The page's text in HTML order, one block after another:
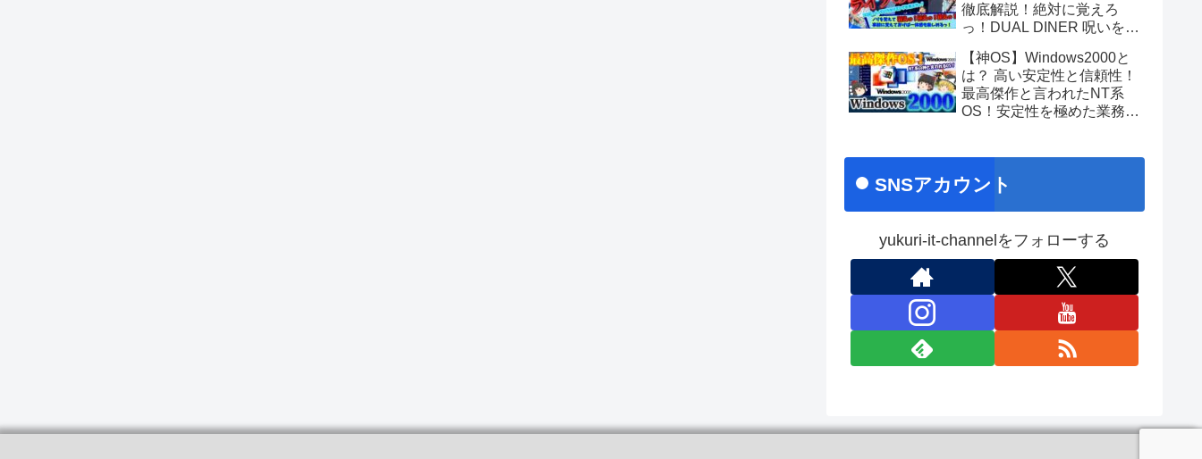
徹底解説！絶対に覚えろ
っ！DUAL DINER 呪いをか
あのちゃんライブ
【神OS】Windows2000と
は？ 高い安定性と信頼性！
最高傑作と言われたNT系
OS！安定性を極めた業務向
SNSアカウント
yukuri-it-channelをフォローする